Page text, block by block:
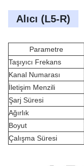
Alıcı (L5-R)
Parametre
Taşıyıcı Frekans
Kanal Numarası
İletişim Menzili
Şarj Süresi
Ağırlık
Boyut
Çalışma Süresi